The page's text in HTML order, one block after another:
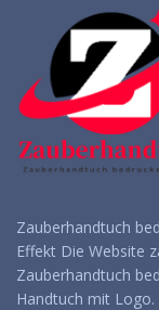
Zauberhandtuch
Effekt Die Website
Zauberhandtuch
Handtuch mit